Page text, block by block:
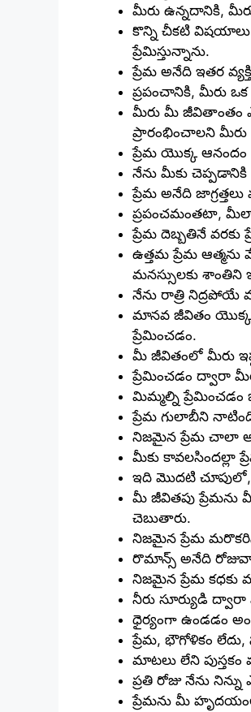
మీరు ఉన్నదానికి,
కొన్ని చీకటి విషయాలు
ప్రేమిస్తున్నాను.
ప్రేమ అనేది ఇతర
ప్రపంచానికి, మీరు ఒక
మీరు మీ జీవితాంతం
ప్రారంభించాలని మీరు
ప్రేమ యొక్క ఆనందం
నేను మీకు చెప్పడానికి
ప్రేమ అనేది
ప్రపంచమంతటా,
ప్రేమ దెబ్బతినే వరకు
ఉత్తమ ప్రేమ
మనస్సులకు శాంతిని
నేను రాత్రి నిద్రపోయే
మానవ జీవితం యొక్క
ప్రేమించడం.
మీ జీవితంలో మీరు
ప్రేమించడం ద్వారా
మిమ్మల్ని ప్రేమించడం
ప్రేమ గులాబీని
నిజమైన ప్రేమ చాలా
మీకు కావలసిందల్లా
ఇది మొదటి చూపులో,
మీ జీవితపు ప్రేమను
చెబుతారు.
నిజమైన ప్రేమ
రొమాన్స్ అనేది
నిజమైన ప్రేమ కధకు
నీరు సూర్యుడి ద్వారా
ధైర్యంగా ఉండడం
ప్రేమ, భౌగోళికం లేదు,
మాటలు లేని
ప్రతి రోజు నేను
ప్రేమను మీ